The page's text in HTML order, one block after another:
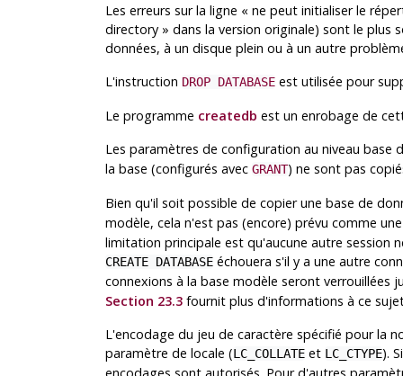
Les erreurs sur la ligne « ne peut initialiser le
directory» dans la version originale) sont le plus
données, à un disque plein ou à un autre
L'instruction DROP DATABASEest utilisée pour
Le programme createdb est un enrobage de
Les paramètres de configuration au niveau base
la base (configurés avec GRANT) ne sont pas
Bien qu'il soit possible de copier une base de
modèle, cela n'est pas (encore) prévu comme
limitation principale est qu'aucune autre session
CREATE DATABASEéchouera s'il y a une autre
connexions à la base modèle seront verrouillées
Section 23.3fournit plus d'informations à ce
L'encodage du jeu de caractère spécifié pour la
paramètre de locale (LC_COLLATEet LC_CTYPE).